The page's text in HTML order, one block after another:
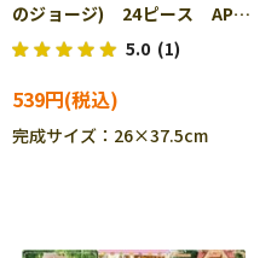
のジョージ) 24ピース APO-
25-299 ［CP-IT］
5.0 (1)
539円
完成サイズ：26×37.5cm